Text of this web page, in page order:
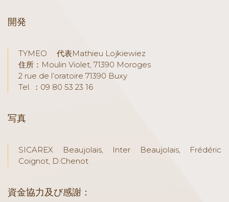
開発
TYMEO 代表Mathieu Lojkiewiez
住所：Moulin Violet, 71390 Moroges
2 rue de l’oratoire 71390 Buxy
Tel. ：09 80 53 23 16
写真
SICAREX Beaujolais, Inter Beaujolais, Frédéric
Coignot, D.Chenot
資金協力及び感謝：